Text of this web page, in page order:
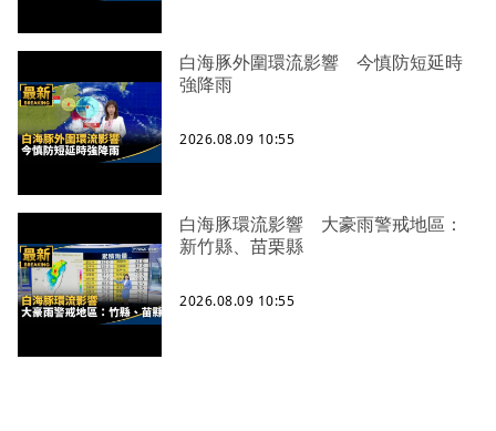
白海豚外圍環流影響 今慎防短延時
強降雨
2026.08.09 10:55
白海豚環流影響 大豪雨警戒地區：
新竹縣、苗栗縣
2026.08.09 10:55